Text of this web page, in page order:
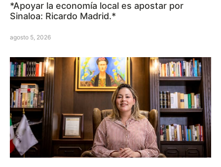
*Apoyar la economía local es apostar por
Sinaloa: Ricardo Madrid.*
agosto 5, 2026